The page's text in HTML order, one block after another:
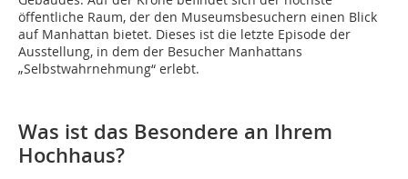
öffentliche Raum, der den Museumsbesuchern einen Blick
auf Manhattan bietet. Dieses ist die letzte Episode der
Ausstellung, in dem der Besucher Manhattans
„Selbstwahrnehmung“ erlebt.
Was ist das Besondere an Ihrem
Hochhaus?